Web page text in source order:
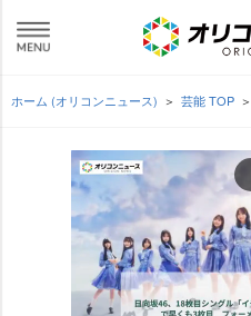
ホーム (オリコンニュース) 芸能 TOP